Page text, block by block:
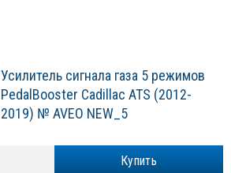
Усилитель сигнала газа 5 режимов
PedalBooster Cadillac ATS (2012-
2019) № AVEO NEW_5
Купить